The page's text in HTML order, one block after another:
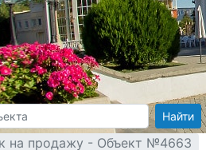
Найти
на продажу - Объект №4663